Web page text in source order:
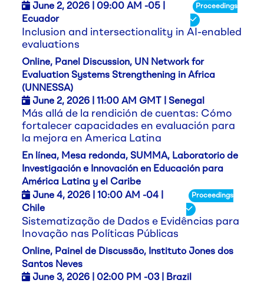
June 2, 2026 | 09:00 AM -05 |
Ecuador
Proceedings
Inclusion and intersectionality in AI-enabled
evaluations
Online, Panel Discussion, UN Network for
Evaluation Systems Strengthening in Africa
(UNNESSA)
June 2, 2026 | 11:00 AM GMT | Senegal
Más allá de la rendición de cuentas: Cómo
fortalecer capacidades en evaluación para
la mejora en America Latina
En línea, Mesa redonda, SUMMA, Laboratorio de
Investigación e Innovación en Educación para
América Latina y el Caribe
June 4, 2026 | 10:00 AM -04 |
Chile
Proceedings
Sistematização de Dados e Evidências para
Inovação nas Políticas Públicas
Online, Painel de Discussão, Instituto Jones dos
Santos Neves
June 3, 2026 | 02:00 PM -03 | Brazil